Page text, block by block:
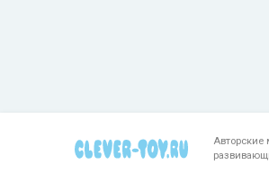
Авторские